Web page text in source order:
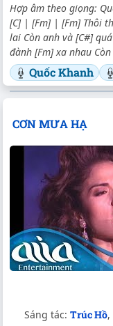
Hợp âm theo giọng:
[C] | [Fm] | [Fm] Thôi
lai Còn anh và [C#]
đành [Fm] xa nhau
Quốc Khanh
CƠN MƯA HẠ
Sáng tác: Trúc Hồ,